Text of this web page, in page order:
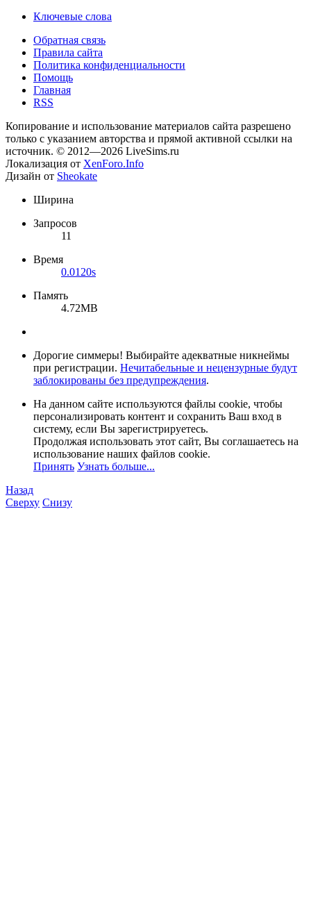
Ключевые слова
Обратная связь
Правила сайта
Политика конфиденциальности
Помощь
Главная
RSS
Копирование и использование материалов сайта разрешено
только с указанием авторства и прямой активной ссылки на
источник. © 2012—2026 LiveSims.ru
Локализация от XenForo.Info
Дизайн от Sheokate
Ширина
Запросов
11
Время
0.0120s
Память
4.72MB
Дорогие симмеры! Выбирайте адекватные никнеймы
при регистрации. Нечитабельные и нецензурные будут
заблокированы без предупреждения.
На данном сайте используются файлы cookie, чтобы
персонализировать контент и сохранить Ваш вход в
систему, если Вы зарегистрируетесь.
Продолжая использовать этот сайт, Вы соглашаетесь на
использование наших файлов cookie.
Принять Узнать больше...
Назад
Сверху Снизу